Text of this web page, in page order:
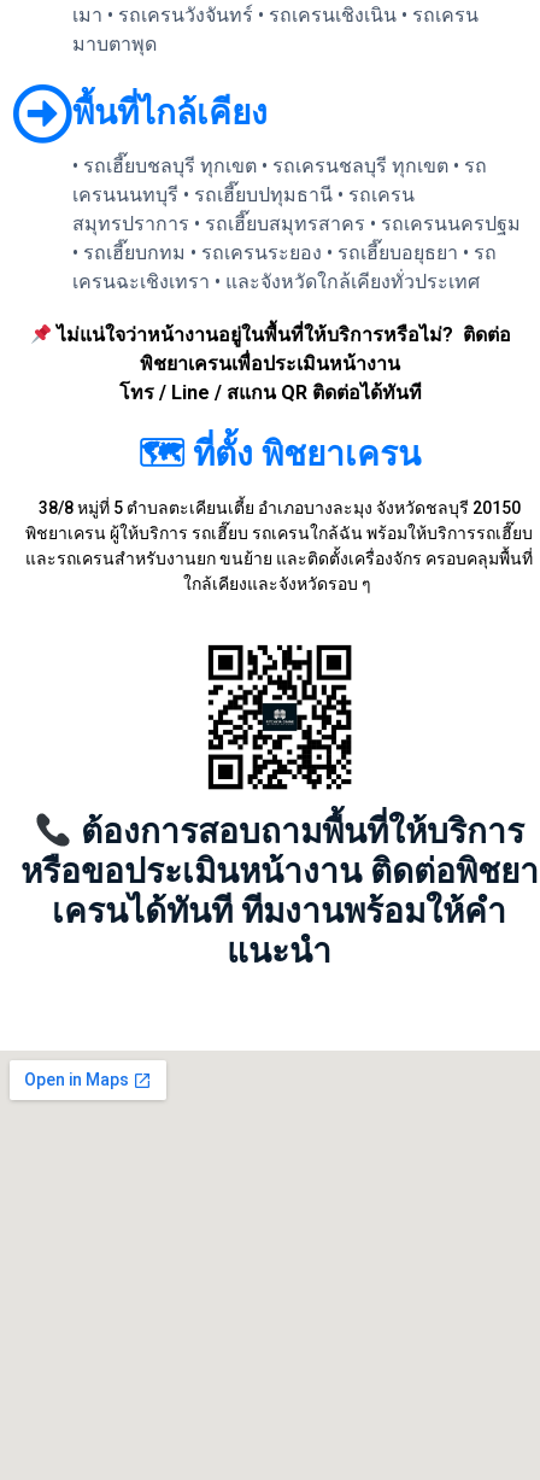
เมา • รถเครนวังจันทร์ • รถเครนเชิงเนิน • รถเครน
มาบตาพุด
พื้นที่ไกล้เคียง
• รถเฮี๊ยบชลบุรี ทุกเขต • รถเครนชลบุรี ทุกเขต • รถ
เครนนนทบุรี • รถเฮี๊ยบปทุมธานี • รถเครน
สมุทรปราการ • รถเฮี๊ยบสมุทรสาคร • รถเครนนครปฐม
• รถเฮี๊ยบกทม • รถเครนระยอง • รถเฮี๊ยบอยุธยา • รถ
เครนฉะเชิงเทรา • และจังหวัดใกล้เคียงทั่วประเทศ
ไม่แน่ใจว่าหน้างานอยู่ในพื้นที่ให้บริการหรือไม่? ติดต่อ
พิชยาเครนเพื่อประเมินหน้างาน
โทร / Line / สแกน QR ติดต่อได้ทันที
🗺 ที่ตั้ง พิชยาเครน
38/8 หมู่ที่ 5 ตำบลตะเคียนเตี้ย อำเภอบางละมุง จังหวัดชลบุรี 20150
พิชยาเครน ผู้ให้บริการ รถเฮี๊ยบ รถเครนใกล้ฉัน พร้อมให้บริการรถเฮี๊ยบ
และรถเครนสำหรับงานยก ขนย้าย และติดตั้งเครื่องจักร ครอบคลุมพื้นที่
ใกล้เคียงและจังหวัดรอบ ๆ
ต้องการสอบถามพื้นที่ให้บริการ
หรือขอประเมินหน้างาน ติดต่อพิชยา
เครนได้ทันที ทีมงานพร้อมให้คำ
แนะนำ